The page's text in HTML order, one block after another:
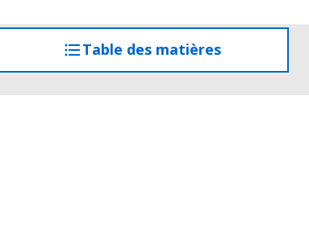
Table des matièresaccéder
à